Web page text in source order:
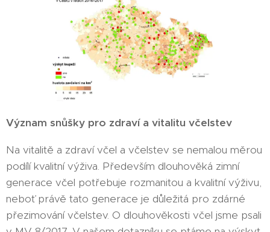
Význam snůšky pro zdraví a vitalitu včelstev
Na vitalitě a zdraví včel a včelstev se nemalou měrou
podílí kvalitní výživa. Především dlouhověká zimní
generace včel potřebuje rozmanitou a kvalitní výživu,
neboť právě tato generace je důležitá pro zdárné
přezimování včelstev. O dlouhověkosti včel jsme psali